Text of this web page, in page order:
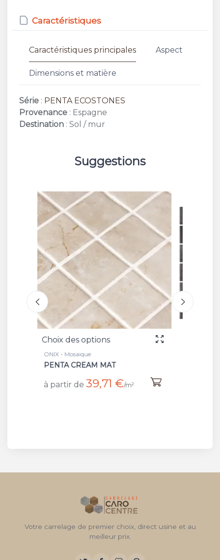
Caractéristiques
Caractéristiques principales Aspect
Dimensions et matière
Série : PENTA ECOSTONES
Provenance : Espagne
Destination : Sol / mur
Suggestions
Choix des options
ONIX - Mosaique
NEW BASALT
à partir de 41,52 € /m²
Votre carrelage de premier choix, direct usine et au
meilleur prix.